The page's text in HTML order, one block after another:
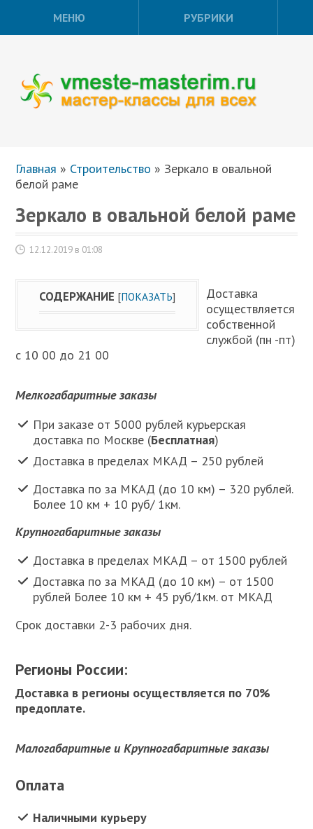
МЕНЮ РУБРИКИ
Главная » Строительство » Зеркало в овальной
белой раме
Зеркало в овальной белой раме
12.12.2019 в 01:08
СОДЕРЖАНИЕ [ПОКАЗАТЬ]
Доставка
осуществляется
собственной
службой (пн -пт)
с 10 00 до 21 00
Мелкогабаритные заказы
При заказе от 5000 рублей курьерская
доставка по Москве (Бесплатная)
Доставка в пределах МКАД – 250 рублей
Доставка по за МКАД (до 10 км) – 320 рублей.
Более 10 км + 10 руб/ 1км.
Крупногабаритные заказы
Доставка в пределах МКАД – от 1500 рублей
Доставка по за МКАД (до 10 км) – от 1500
рублей Более 10 км + 45 руб/1км. от МКАД
Срок доставки 2-3 рабочих дня.
Регионы России:
Доставка в регионы осуществляется по 70%
предоплате.
Малогабаритные и Крупногабаритные заказы
Оплата
Наличными курьеру